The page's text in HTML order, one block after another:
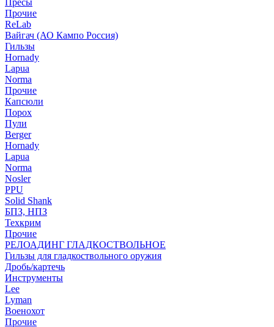
Пресы
Прочие
ReLab
Вайгач (АО Кампо Россия)
Гильзы
Hornady
Lapua
Norma
Прочие
Капсюли
Порох
Пули
Berger
Hornady
Lapua
Norma
Nosler
PPU
Solid Shank
БПЗ, НПЗ
Техкрим
Прочие
РЕЛОАДИНГ ГЛАДКОСТВОЛЬНОЕ
Гильзы для гладкоствольного оружия
Дробь/картечь
Инструменты
Lee
Lyman
Военохот
Прочие